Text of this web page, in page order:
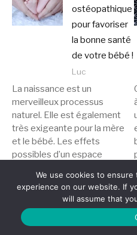
ostéopathique
pour favoriser
la bonne santé
de votre bébé !
Luc
La naissance est un
merveilleux processus
naturel. Elle est également
très exigeante pour la mère
et le bébé. Les effets
possibles d’un espace
utero, les forces
considérables du travail et de
la naissance, surtout en…
Lire la suite
We use cookies to
experience on our website. If
will assume that